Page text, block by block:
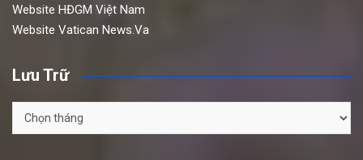
Website HĐGM Việt Nam
Website Vatican News.Va
Lưu Trữ
Lưu
Trữ